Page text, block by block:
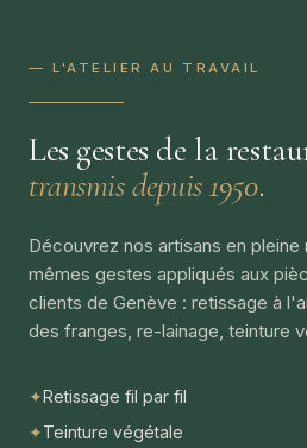
— L'ATELIER AU TRAVAIL
Les gestes de la
transmis depuis 1950.
Découvrez nos artisans en
mêmes gestes appliqués aux
clients de Genève : retissage à
des franges, re-lainage, teinture
✦Retissage fil par fil
✦Teinture végétale